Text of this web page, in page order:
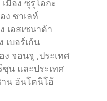
มือง ซุรุโอกะ
ง ซาเลห์
เอสเซนาด้า
เบอร์เก้น
ง จอนจู ,ประเทศ
ซุน และประเทศ
าน อันโตนิโอ้